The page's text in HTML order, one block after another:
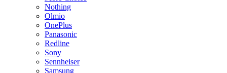
Nothing
Olmio
OnePlus
Panasonic
Redline
Sony
Sennheiser
Samsung